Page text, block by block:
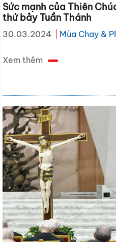
Sức mạnh của Thiên
thứ bảy Tuần Thánh
30.03.2024 Mùa Chay &
Xem thêm